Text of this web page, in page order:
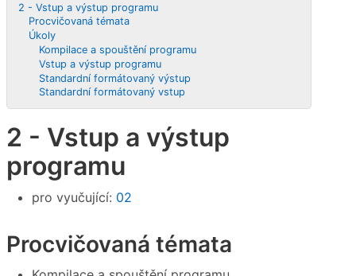
2 - Vstup a výstup programu
Procvičovaná témata
Úkoly
Kompilace a spouštění programu
Vstup a výstup programu
Standardní formátovaný výstup
Standardní formátovaný vstup
2 - Vstup a výstup
programu
pro vyučující: 02
Procvičovaná témata